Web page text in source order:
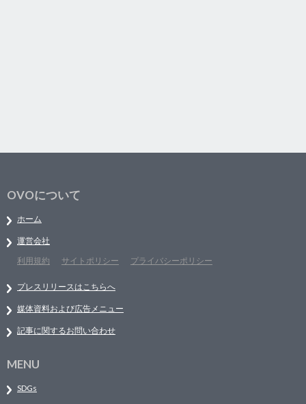
OVOについて
ホーム
運営会社
利用規約
サイトポリシー プライバシーポリシー
プレスリリースはこちらへ
媒体資料および広告メニュー
記事に関するお問い合わせ
MENU
SDGs